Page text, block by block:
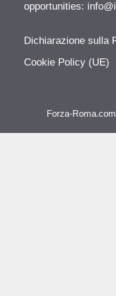
opportunities:
Dichiarazione sulla
Cookie Policy (UE)
Forza-